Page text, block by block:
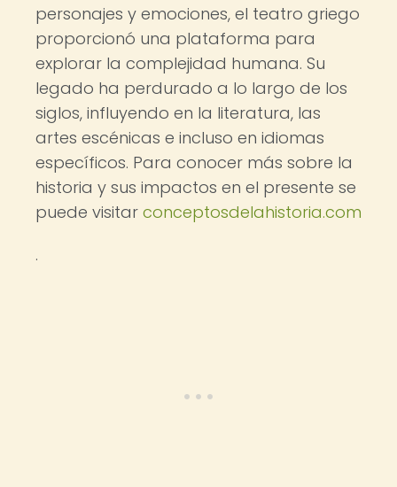
personajes y emociones, el teatro griego
proporcionó una plataforma para
explorar la complejidad humana. Su
legado ha perdurado a lo largo de los
siglos, influyendo en la literatura, las
artes escénicas e incluso en idiomas
específicos. Para conocer más sobre la
historia y sus impactos en el presente se
puede visitar conceptosdelahistoria.com
.